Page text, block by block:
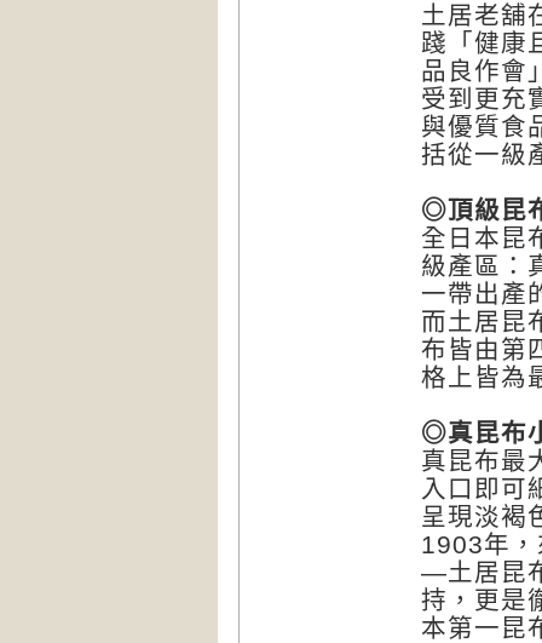
土居老舖
踐「健康
品良作會
受到更充
與優質食
括從一級
◎頂級昆
全日本昆
級產區：
一帶出產
而土居昆
布皆由第
格上皆為
◎真昆布
真昆布最
入口即可
呈現淡褐
1903年
—土居昆
持，更是
本第一昆